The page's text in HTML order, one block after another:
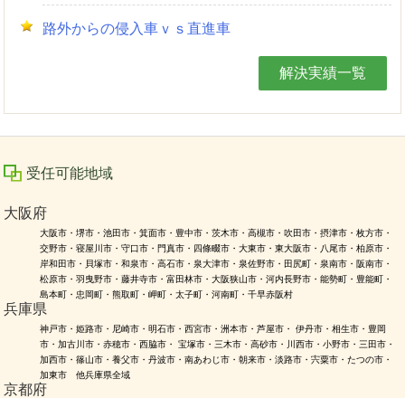
路外からの侵入車ｖｓ直進車
解決実績一覧
受任可能地域
大阪府
大阪市・堺市・池田市・箕面市・豊中市・茨木市・高槻市・吹田市・摂津市・枚方市・
交野市・寝屋川市・守口市・門真市・四條畷市・大東市・東大阪市・八尾市・柏原市・
岸和田市・貝塚市・和泉市・高石市・泉大津市・泉佐野市・田尻町・泉南市・阪南市・
松原市・羽曳野市・藤井寺市・富田林市・大阪狭山市・河内長野市・能勢町・豊能町・
島本町・忠岡町・熊取町・岬町・太子町・河南町・千早赤阪村
兵庫県
神戸市・姫路市・尼崎市・明石市・西宮市・洲本市・芦屋市・ 伊丹市・相生市・豊岡
市・加古川市・赤穂市・西脇市・ 宝塚市・三木市・高砂市・川西市・小野市・三田市・
加西市・篠山市・養父市・丹波市・南あわじ市・朝来市・淡路市・宍粟市・たつの市・
加東市 他兵庫県全域
京都府